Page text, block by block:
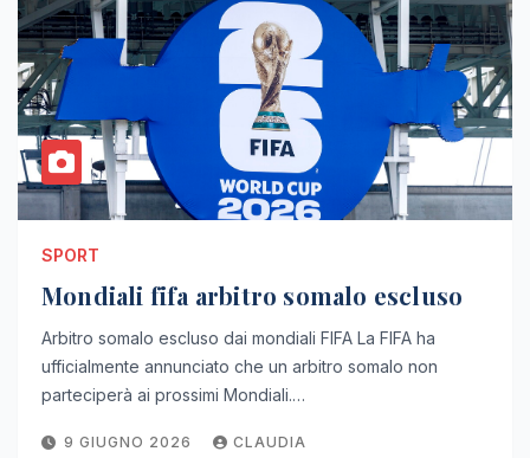
SPORT
Mondiali fifa arbitro somalo escluso
Arbitro somalo escluso dai mondiali FIFA La FIFA ha
ufficialmente annunciato che un arbitro somalo non
parteciperà ai prossimi Mondiali.…
9 GIUGNO 2026 CLAUDIA